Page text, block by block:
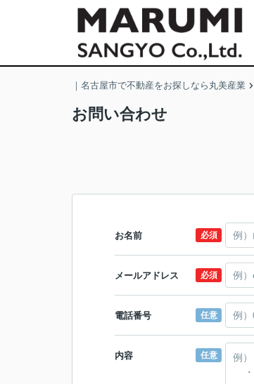
｜名古屋市で不動産をお探しなら丸美産業
お問い合わせ
お名前 必須
メールアドレス 必須
電話番号 任意
内容 任意